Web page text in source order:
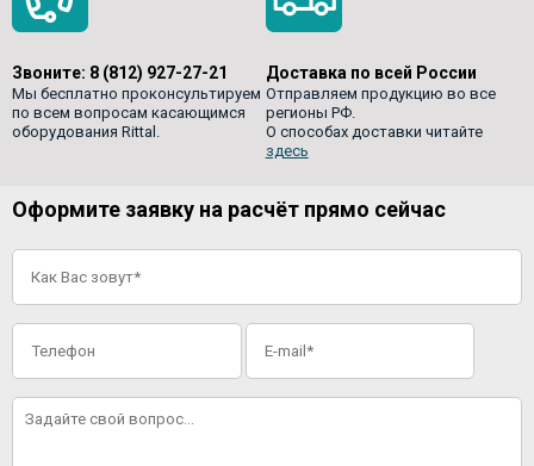
Звоните: 8 (812) 927-27-21
Мы бесплатно проконсультируем
по всем вопросам касающимся
оборудования Rittal.
Доставка по всей России
Отправляем продукцию во все
регионы РФ.
О способах доставки читайте
здесь
Оформите заявку на расчёт прямо сейчас